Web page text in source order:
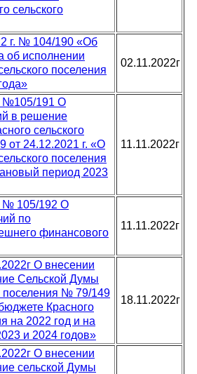
сельского
г. № 104/190 «Об
об исполнении
поселения
02.11.2022г
№105/191 О
в решение
сельского
от 24.12.2021 г. «О
поселения
период 2023
11.11.2022г
№ 105/192 О
по
финансового
11.11.2022г
О внесении
Сельской Думы
поселения № 79/149
Красного
на 2022 год и на
и 2024 годов»
18.11.2022г
О внесении
сельской Думы